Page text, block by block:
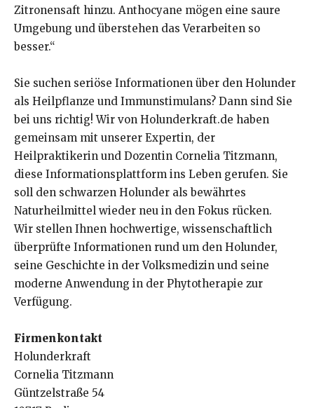
Zitronensaft hinzu. Anthocyane mögen eine saure
Umgebung und überstehen das Verarbeiten so
besser.“
Sie suchen seriöse Informationen über den Holunder
als Heilpflanze und Immunstimulans? Dann sind Sie
bei uns richtig! Wir von Holunderkraft.de haben
gemeinsam mit unserer Expertin, der
Heilpraktikerin und Dozentin Cornelia Titzmann,
diese Informationsplattform ins Leben gerufen. Sie
soll den schwarzen Holunder als bewährtes
Naturheilmittel wieder neu in den Fokus rücken.
Wir stellen Ihnen hochwertige, wissenschaftlich
überprüfte Informationen rund um den Holunder,
seine Geschichte in der Volksmedizin und seine
moderne Anwendung in der Phytotherapie zur
Verfügung.
Firmenkontakt
Holunderkraft
Cornelia Titzmann
Güntzelstraße 54